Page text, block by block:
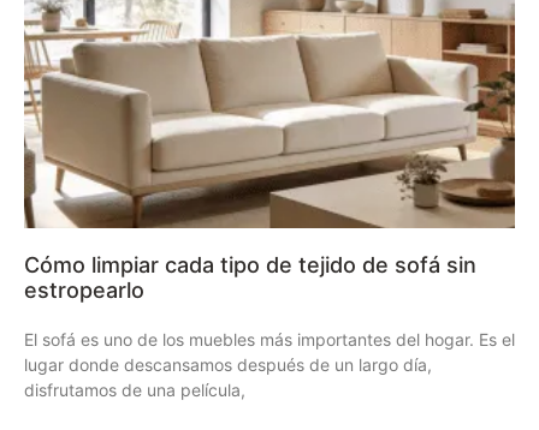
Cómo limpiar cada tipo de tejido de sofá sin
estropearlo
El sofá es uno de los muebles más importantes del hogar. Es el
lugar donde descansamos después de un largo día,
disfrutamos de una película,